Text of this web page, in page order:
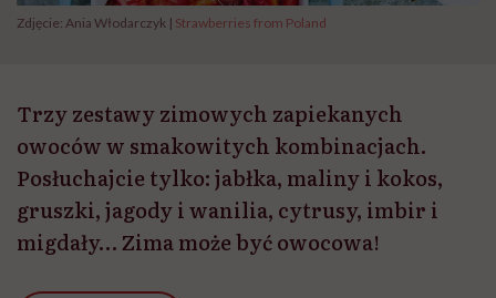
Zdjęcie: Ania Włodarczyk | Strawberries from Poland
Trzy zestawy zimowych zapiekanych
owoców w smakowitych kombinacjach.
Posłuchajcie tylko: jabłka, maliny i kokos,
gruszki, jagody i wanilia, cytrusy, imbir i
migdały… Zima może być owocowa!